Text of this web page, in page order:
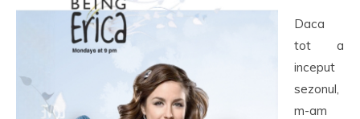
Daca
tot a
inceput
sezonul,
m-am